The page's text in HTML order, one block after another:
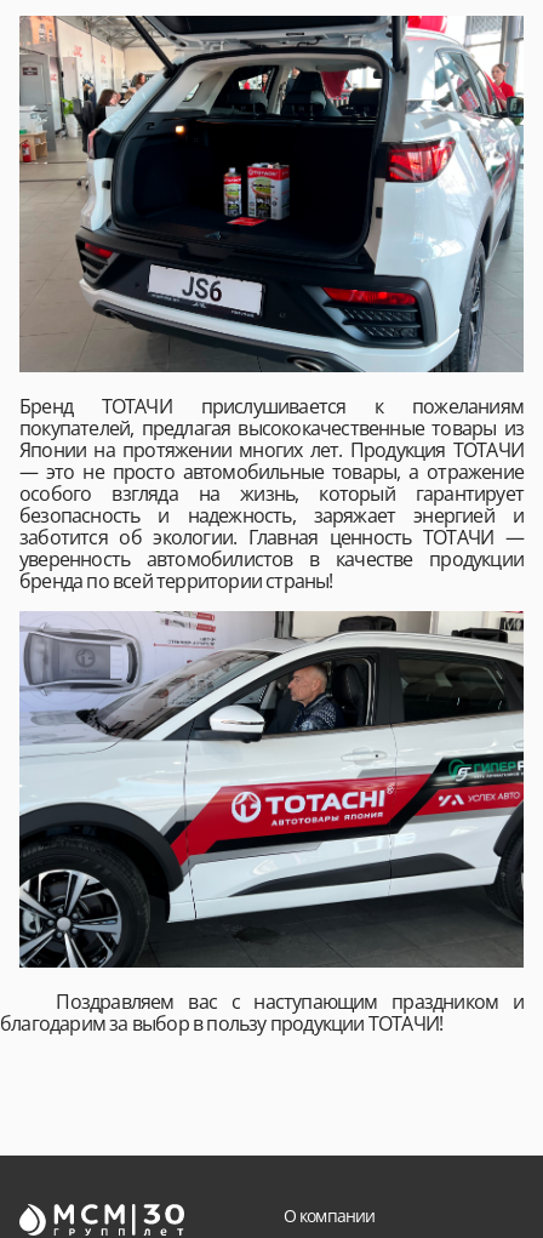
Бренд ТОТАЧИ прислушивается к пожеланиям
покупателей, предлагая высококачественные товары из
Японии на протяжении многих лет. Продукция ТОТАЧИ
— это не просто автомобильные товары, а отражение
особого взгляда на жизнь, который гарантирует
безопасность и надежность, заряжает энергией и
заботится об экологии. Главная ценность ТОТАЧИ —
уверенность автомобилистов в качестве продукции
бренда по всей территории страны!
Поздравляем вас с наступающим праздником и
благодарим за выбор в пользу продукции ТОТАЧИ!
О компании